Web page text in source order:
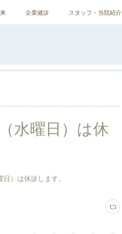
企業健診 スタッフ・当院紹介
水曜日）は休
）は休診します。